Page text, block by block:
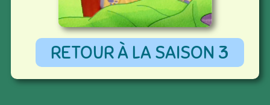
RETOUR À LA SAISON 3